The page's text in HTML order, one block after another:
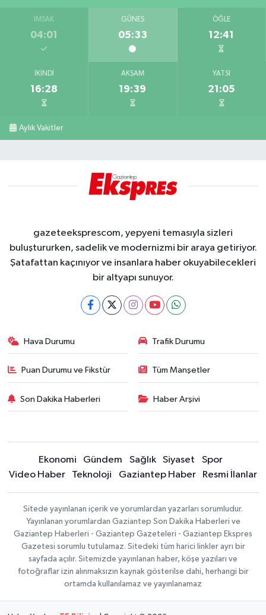
İMSAK
04:01
GÜNEŞ
05:33
ÖĞLE
12:41
İKINDI
16:28
AKŞAM
19:39
YATSI
21:05
Aylık Vakitler
gazeteeksprescom, yepyeni temasıyla sizleri
buluştururken, sadelik ve modernizmi bir araya getiriyor.
Şatafattan kaçınıyor ve insanlara haber okuyabilecekleri
bir altyapı sunuyor.
Hava Durumu Trafik Durumu
Puan Durumu ve Fikstür Tüm Manşetler
Son Dakika Haberleri Haber Arşivi
Ekonomi Gündem Sağlık Siyaset
Spor
Video Haber
Teknoloji Gaziantep Haber Resmi İlanlar
Sitede yayınlanan içerik ve yorumlardan yazarları sorumludur.
Yayınlanan yorumlardan Gaziantep Son Dakika Haberleri ve
Gaziantep Haberleri - Gaziantep Gazeteleri - Gaziantep Ekspres
Gazetesi sorumlu tutulamaz. Sitedeki tüm harici linkler ayrı bir
sayfada açılır. Sitemizde yayınlanan haber, köşe yazıları ve
fotoğraflar izin alınmaksızın kaynak gösterilse dahi, herhangi bir
ortamda kullanılamaz ve yayınlanamaz